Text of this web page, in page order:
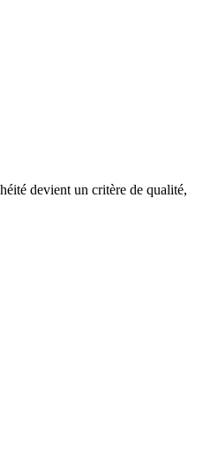
devient un critère de qualité,